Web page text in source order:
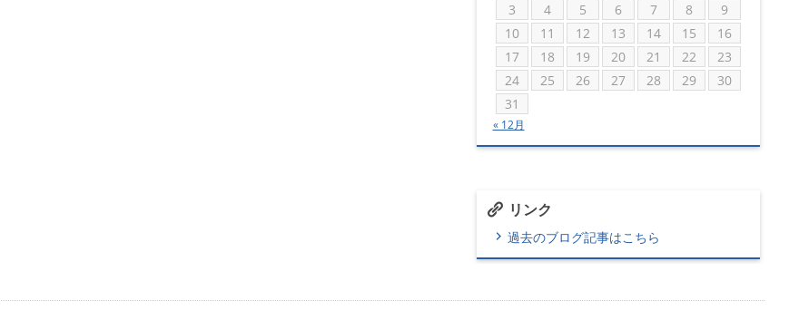
3
4 5 6 7 8
9
10
11 12 13 14 15
16
17
18 19 20 21 22
23
24
25 26 27 28 29
30
31
« 12月
リンク
過去のブログ記事はこちら